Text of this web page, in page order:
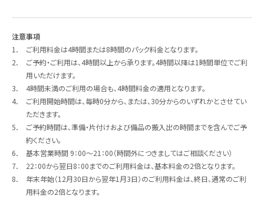
注意事項
1．
ご利用料金は4時間または8時間のパック料金となります。
2．
ご予約・ご利用は、4時間以上から承ります。4時間以降は1時間単位でご利
用いただけます。
3．
4時間未満のご利用の場合も、4時間料金の適用となります。
4．
ご利用開始時間は、毎時0分から、または、30分からのいずれかとさせてい
ただきます。
5．
ご予約時間は、準備・片付けおよび備品の搬入出の時間までを含んでご予
約ください。
6．
基本営業時間 9：00～21：00（時間外につきましてはご相談ください）
7．
22：00から翌日8：00までのご利用料金は、基本料金の2倍となります。
8．
年末年始（12月30日から翌年1月3日）のご利用料金は、終日、通常のご利
用料金の2倍となります。